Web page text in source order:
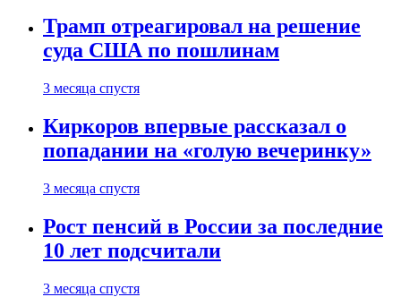
Трамп отреагировал на решение
суда США по пошлинам
3 месяца спустя
Киркоров впервые рассказал о
попадании на «голую вечеринку»
3 месяца спустя
Рост пенсий в России за последние
10 лет подсчитали
3 месяца спустя